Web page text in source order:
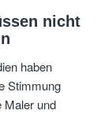
nicht
haben
Stimmung
Maler und